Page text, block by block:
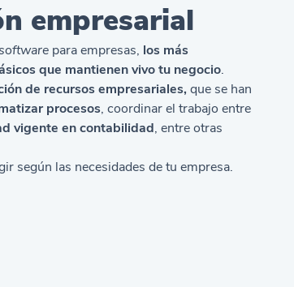
empresarial
para empresas, los más
que mantienen vivo tu negocio.
de recursos empresariales, que se han
procesos, coordinar el trabajo entre
vigente en contabilidad, entre otras
según las necesidades de tu empresa.